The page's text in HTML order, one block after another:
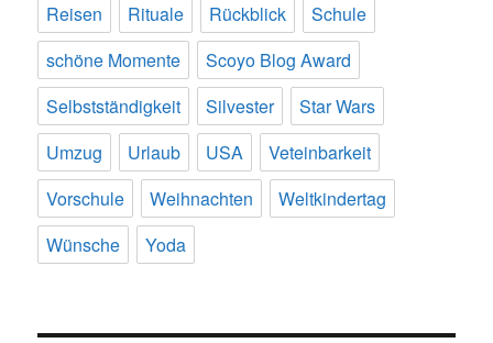
Reisen
Rituale Rückblick
Schule
schöne Momente
Scoyo Blog Award
Selbstständigkeit
Silvester
Star Wars
Umzug
Urlaub USA
Veteinbarkeit
Vorschule
Weihnachten
Weltkindertag
Wünsche
Yoda